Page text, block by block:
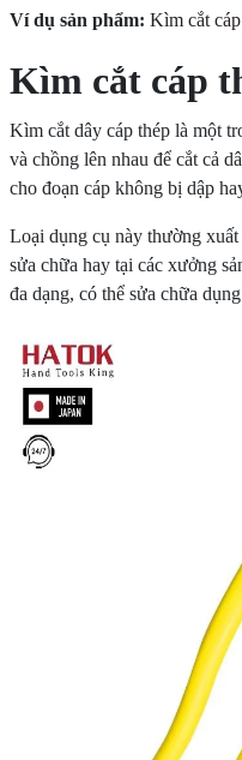
Ví dụ sản phẩm: Kìm cắt
Kìm cắt cáp
Kìm cắt dây cáp thép là một
và chồng lên nhau để cắt cả
cho đoạn cáp không bị dập
Loại dụng cụ này thường
sửa chữa hay tại các xưởng
đa dạng, có thể sửa chữa